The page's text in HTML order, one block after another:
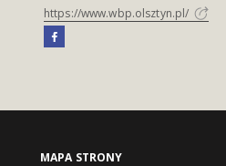
https://www.wbp.olsztyn.pl/
MAPA STRONY